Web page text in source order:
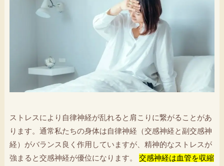
ストレスにより自律神経が乱れると肩こりに繋がることがあ
ります。通常私たちの身体は自律神経（交感神経と副交感神
経）がバランス良く作用していますが、精神的なストレスが
強まると交感神経が優位になります。 交感神経は血管を収縮